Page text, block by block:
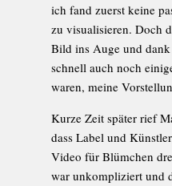
ich fand zuerst keine
zu visualisieren. Doch
Bild ins Auge und
schnell auch noch
waren, meine
Kurze Zeit später rief
dass Label und
Video für Blümchen
war unkompliziert und